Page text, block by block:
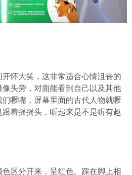
怀大笑，这非常适合心情沮丧的
头旁，对面能看到自己以及其他
噘嘴，屏幕里面的古代人物就噘
着摇摇头，听起来是不是听有趣
区分开来，呈红色。踩在脚上相